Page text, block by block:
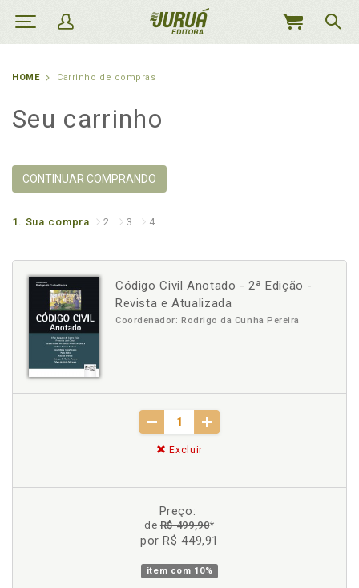
MEU
HOME Carrinho de compras
Seu carrinho
CONTINUAR COMPRANDO
1. Sua compra 2. 3. 4.
Código Civil Anotado - 2ª Edição -
Revista e Atualizada
Coordenador: Rodrigo da Cunha Pereira
Excluir
Preço:
deR$ 499,90*
por R$ 449,91
item com 10%